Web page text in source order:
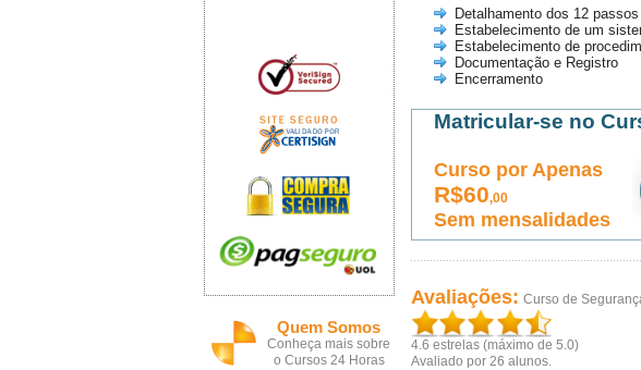
Quem Somos
Conheça mais sobre
o Cursos 24 Horas
Detalhamento dos 12 passos
Estabelecimento de um
Estabelecimento de
Documentação e Registro
Encerramento
Matricular-se no
Curso por Apenas
R$60,00
Sem mensalidades
Avaliações: Curso de
4.6 estrelas (máximo de 5.0)
Avaliado por 26 alunos.